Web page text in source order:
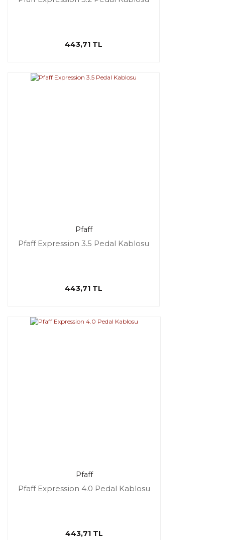
443,71 TL
Pfaff
Pfaff Expression 3.5 Pedal Kablosu
443,71 TL
Pfaff
Pfaff Expression 4.0 Pedal Kablosu
443,71 TL